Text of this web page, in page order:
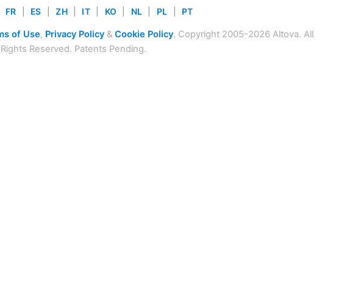
FR ES ZH IT KO NL PL PT
of Use, Privacy Policy& Cookie Policy. Copyright 2005-2026 Altova. All
Rights Reserved. Patents Pending.